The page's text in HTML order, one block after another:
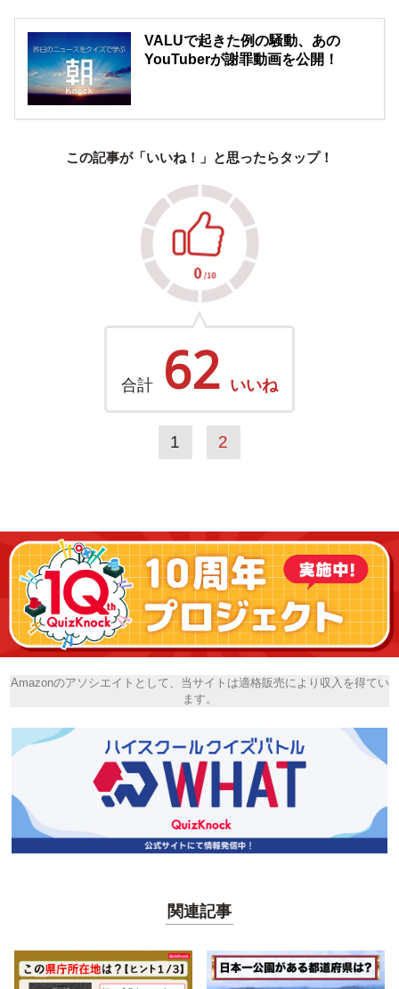
VALUで起きた例の騒動、あの
YouTuberが謝罪動画を公開！
この記事が「いいね！」と思ったらタップ！
合計 62 いいね
1 2
Amazonのアソシエイトとして、当サイトは適格販売により収入を得てい
ます。
関連記事